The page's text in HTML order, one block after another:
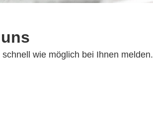
wie möglich bei Ihnen melden.